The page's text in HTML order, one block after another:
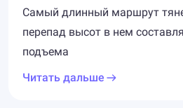
Самый длинный маршрут
перепад высот в нем
подъема
Читать дальше